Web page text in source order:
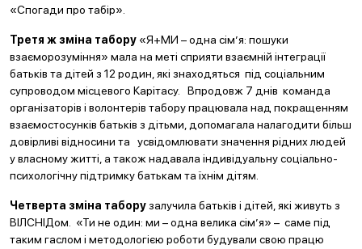
«Спогади про табір».
Третя ж зміна табору «Я+МИ – одна сім’я: пошуки
взаєморозуміння» мала на меті сприяти взаємній інтеграції
батьків та дітей з 12 родин, які знаходяться під соціальним
супроводом місцевого Карітасу. Впродовж 7 днів команда
організаторів і волонтерів табору працювала над покращенням
взаємостосунків батьків з дітьми, допомагала налагодити більш
довірливі відносини та усвідомлювати значення рідних людей
у власному житті, а також надавала індивідуальну соціально-
психологічну підтримку батькам та їхнім дітям.
Четверта зміна таборузалучила батьків і дітей, які живуть з
ВІЛСНІДом. «Ти не один: ми – одна велика сім’я» – саме під
таким гаслом і методологією роботи будували свою працю